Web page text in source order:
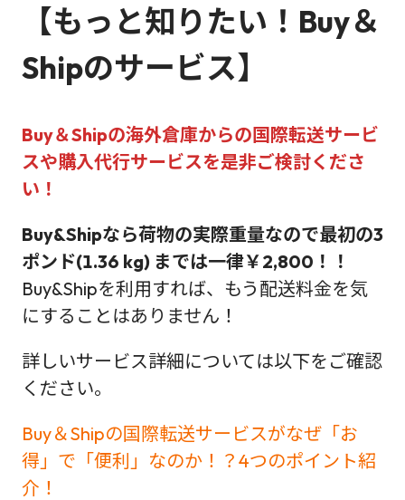
【もっと知りたい！Buy＆
Shipのサービス】
Buy＆Shipの海外倉庫からの国際転送サービ
スや購入代行サービスを是非ご検討くださ
い！
Buy&Shipなら荷物の実際重量なので最初の3
ポンド(1.36 kg) までは一律￥2,800！！
Buy&Shipを利用すれば、もう配送料金を気
にすることはありません！
詳しいサービス詳細については以下をご確認
ください。
Buy＆Shipの国際転送サービスがなぜ「お
得」で「便利」なのか！？4つのポイント紹
介！